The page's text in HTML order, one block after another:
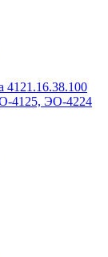
4125, ЭО-4224